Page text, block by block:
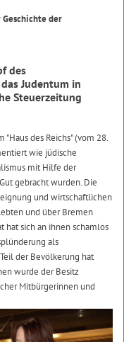
der
des
Judentum in
Steuerzeitung
des Reichs" (vom 28.
wie jüdische
mit Hilfe der
gebracht wurden. Die
und wirtschaftlichen
und über Bremen
hat sich an ihnen schamlos
als
der Bevölkerung hat
wurde der Besitz
Mitbürgerinnen und